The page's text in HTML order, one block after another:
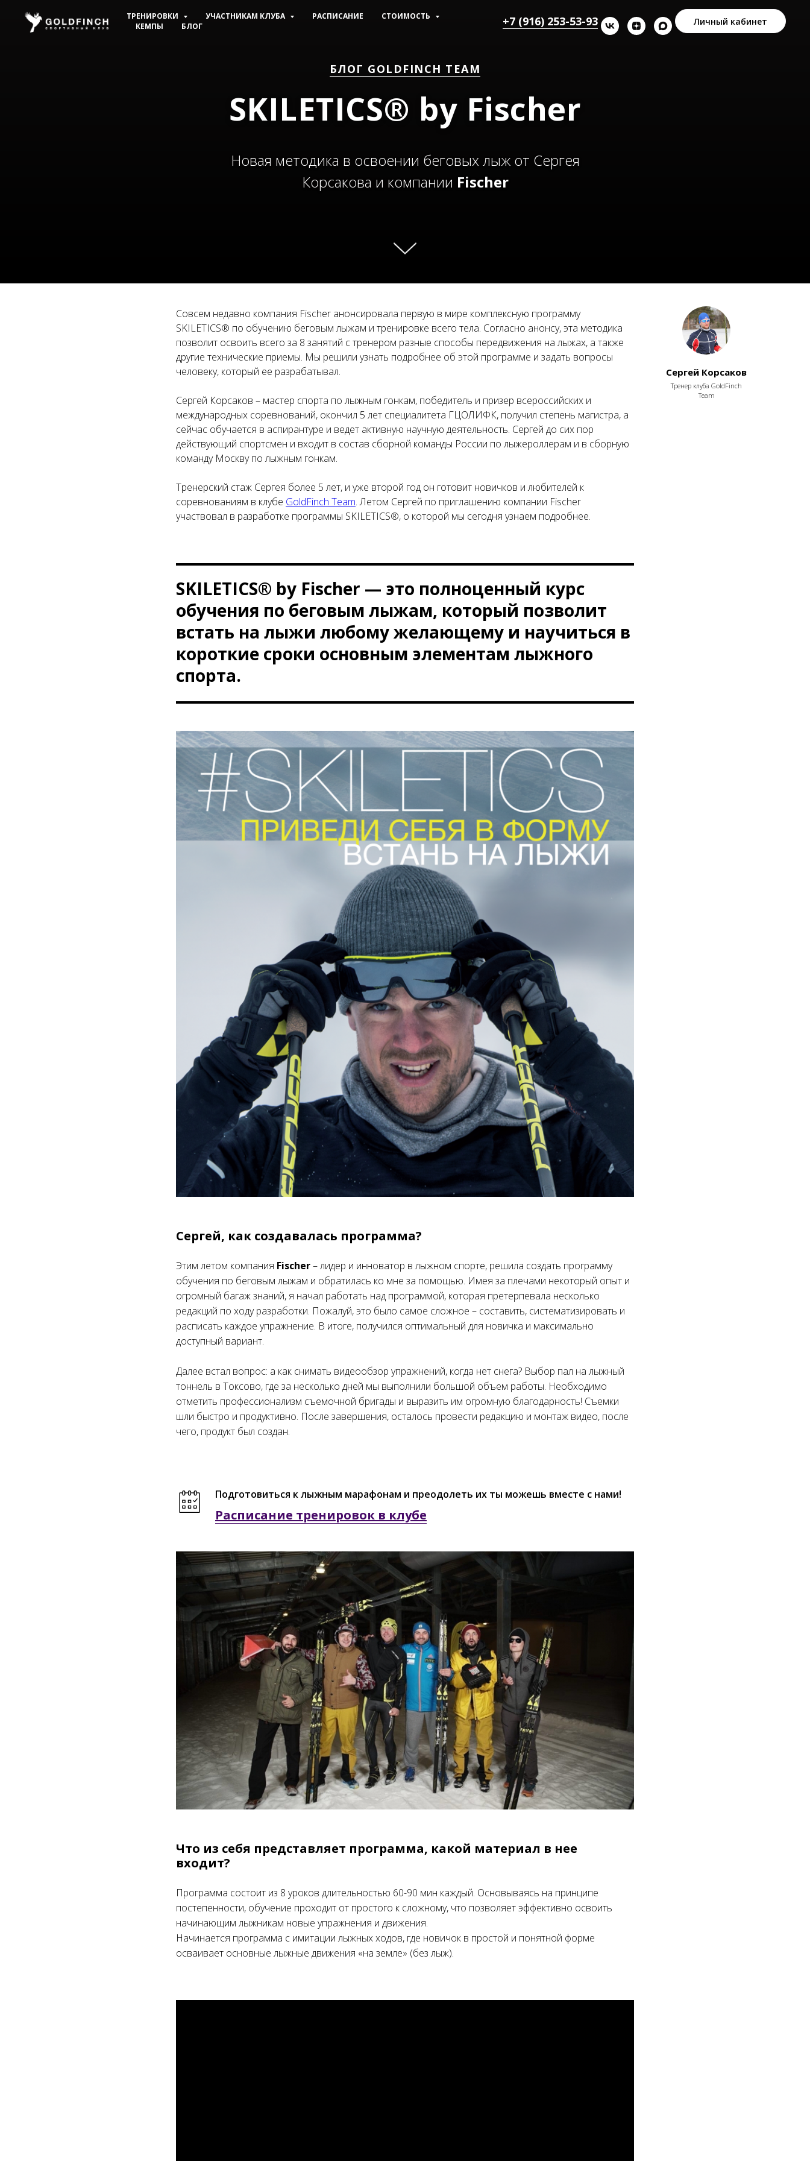
ТРЕНИРОВКИ УЧАСТНИКАМ КЛУБА РАСПИСАНИЕ
СТОИМОСТЬ
КЕМПЫ
БЛОГ +7 (916) 253-53-93 Личный кабинет
БЛОГ GOLDFINCH TEAM
SKILETICS® by Fischer
Новая методика в освоении беговых лыж от Сергея
Корсакова и компании Fischer
Совсем недавно компания Fischer анонсировала первую в мире комплексную программу
SKILETICS® по обучению беговым лыжам и тренировке всего тела. Согласно анонсу, эта методика
позволит освоить всего за 8 занятий с тренером разные способы передвижения на лыжах, а также
другие технические приемы. Мы решили узнать подробнее об этой программе и задать вопросы
человеку, который ее разрабатывал.
Сергей Корсаков – мастер спорта по лыжным гонкам, победитель и призер всероссийских и
международных соревнований, окончил 5 лет специалитета ГЦОЛИФК, получил степень магистра, а
сейчас обучается в аспирантуре и ведет активную научную деятельность. Сергей до сих пор
действующий спортсмен и входит в состав сборной команды России по лыжероллерам и в сборную
команду Москву по лыжным гонкам.
Тренерский стаж Сергея более 5 лет, и уже второй год он готовит новичков и любителей к
соревнованиям в клубе GoldFinch Team. Летом Сергей по приглашению компании Fischer
участвовал в разработке программы SKILETICS®, о которой мы сегодня узнаем подробнее.
Сергей Корсаков
Тренер клуба GoldFinch
Team
SKILETICS® by Fischer — это полноценный курс
обучения по беговым лыжам, который позволит
встать на лыжи любому желающему и научиться в
короткие сроки основным элементам лыжного
спорта.
Сергей, как создавалась программа?
Этим летом компания Fischer– лидер и инноватор в лыжном спорте, решила создать программу
обучения по беговым лыжам и обратилась ко мне за помощью. Имея за плечами некоторый опыт и
огромный багаж знаний, я начал работать над программой, которая претерпевала несколько
редакций по ходу разработки. Пожалуй, это было самое сложное – составить, систематизировать и
расписать каждое упражнение. В итоге, получился оптимальный для новичка и максимально
доступный вариант.
Далее встал вопрос: а как снимать видеообзор упражнений, когда нет снега? Выбор пал на лыжный
тоннель в Токсово, где за несколько дней мы выполнили большой объем работы. Необходимо
отметить профессионализм съемочной бригады и выразить им огромную благодарность! Съемки
шли быстро и продуктивно. После завершения, осталось провести редакцию и монтаж видео, после
чего, продукт был создан.
Подготовиться к лыжным марафонам и преодолеть их ты можешь вместе с нами!
Расписание тренировок в клубе
Что из себя представляет программа, какой материал в нее
входит?
Программа состоит из 8 уроков длительностью 60-90 мин каждый. Основываясь на принципе
постепенности, обучение проходит от простого к сложному, что позволяет эффективно освоить
начинающим лыжникам новые упражнения и движения.
Начинается программа с имитации лыжных ходов, где новичок в простой и понятной форме
осваивает основные лыжные движения «на земле» (без лыж).